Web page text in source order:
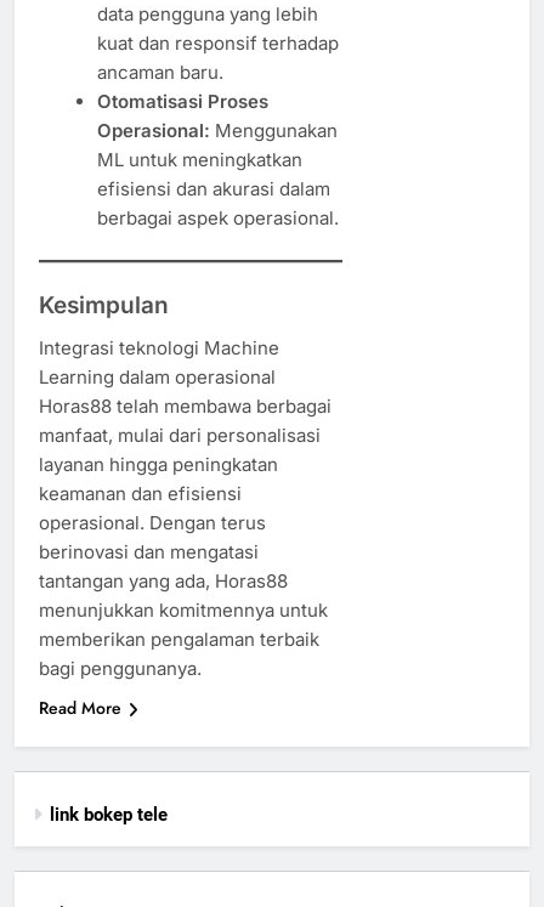
data pengguna yang lebih
kuat dan responsif terhadap
ancaman baru.
Otomatisasi Proses
Operasional: Menggunakan
ML untuk meningkatkan
efisiensi dan akurasi dalam
berbagai aspek operasional.
Kesimpulan
Integrasi teknologi Machine
Learning dalam operasional
Horas88 telah membawa berbagai
manfaat, mulai dari personalisasi
layanan hingga peningkatan
keamanan dan efisiensi
operasional. Dengan terus
berinovasi dan mengatasi
tantangan yang ada, Horas88
menunjukkan komitmennya untuk
memberikan pengalaman terbaik
bagi penggunanya.
Read More
link bokep tele